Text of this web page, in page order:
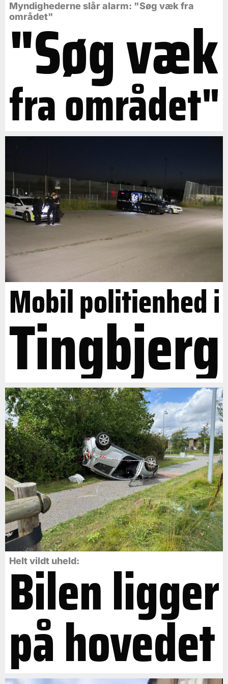
Myndighederne slår alarm: "Søg væk fra
området"
"Søg væk
fra området"
Mobil politienhed i
Tingbjerg
Helt vildt uheld:
Bilen ligger
på hovedet